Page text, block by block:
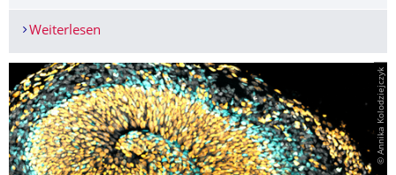
Weiterlesen
© Annika Kolodziejczyk